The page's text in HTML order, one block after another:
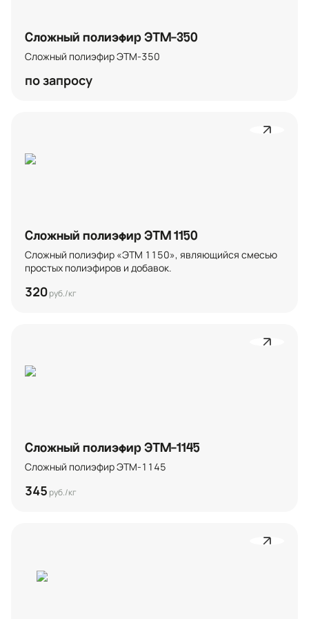
Сложный полиэфир ЭТМ-350
Сложный полиэфир ЭТМ-350
по запросу
Сложный полиэфир ЭТМ 1150
Сложный полиэфир «ЭТМ 1150», являющийся смесью
простых полиэфиров и добавок.
320руб./кг
Сложный полиэфир ЭТМ-1145
Сложный полиэфир ЭТМ-1145
345 руб./кг